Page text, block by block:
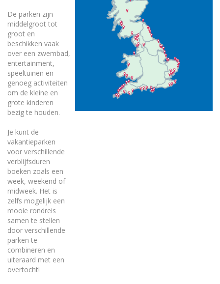
De parken zijn
middelgroot tot
groot en
beschikken vaak
over een zwembad,
entertainment,
speeltuinen en
genoeg activiteiten
om de kleine en
grote kinderen
bezig te houden.
Je kunt de
vakantieparken
voor verschillende
verblijfsduren
boeken zoals een
week, weekend of
midweek. Het is
zelfs mogelijk een
mooie rondreis
samen te stellen
door verschillende
parken te
combineren en
uiteraard met een
overtocht!